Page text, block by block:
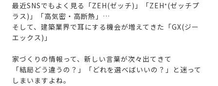
最近SNSでもよく見る「ZEH(ゼッチ)」「ZEH⁺(ゼッチプ
ラス)」「高気密・高断熱」…
そして、建築業界で耳にする機会が増えてきた「GX(ジー
エックス)」
家づくりの情報って、新しい言葉が次々出てきて
「結局どう違うの？」「どれを選べばいいの？」と迷って
しまいますよね。